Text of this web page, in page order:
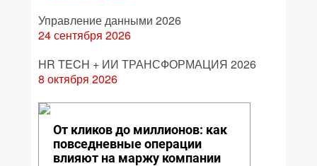
Управление данными 2026
24 сентября 2026
HR TECH + ИИ ТРАНСФОРМАЦИЯ 2026
8 октября 2026
От кликов до миллионов: как
повседневные операции
влияют на маржу компании